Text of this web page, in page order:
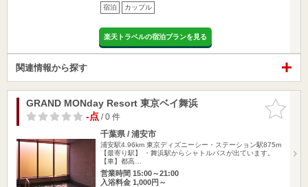
宿泊 カップル
楽天トラベルの宿泊プランを見る
関連情報から探す
お気に入
りに追加
GRAND MONday Resort 東京ベイ舞浜
-点/ 0 件
千葉県 / 浦安市
浦安駅4.96km 東京ディズニーシー・ステーション駅875m
【最寄り駅】 ・舞浜駅からシャトルバスが出ています。
【車】都高…
営業時間 15:00～21:00
入浴料金 1,000円～